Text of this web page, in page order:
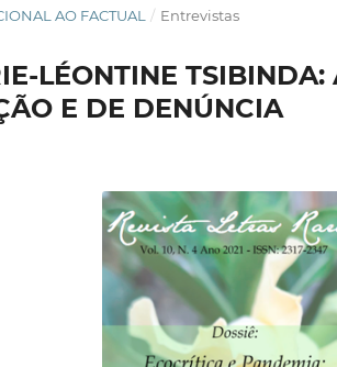
AO FACTUAL / Entrevistas
LÉONTINE TSIBINDA:
E DE DENÚNCIA